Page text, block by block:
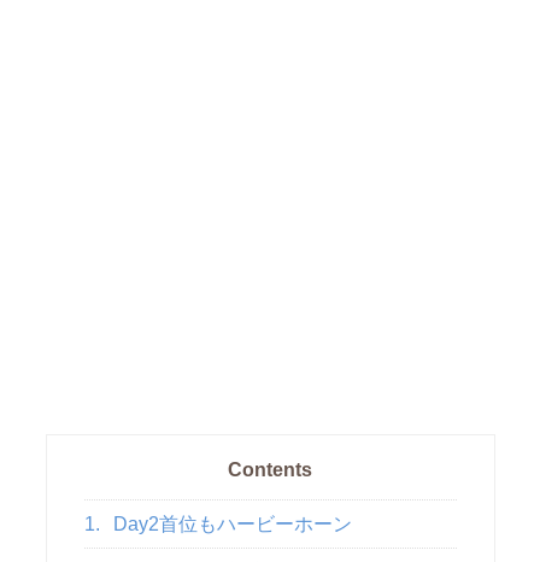
Contents
1. Day2首位もハービーホーン